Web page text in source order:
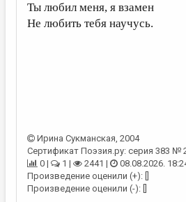
Ты любил меня, я взамен
Не любить тебя научусь.
Ирина Сукманская, 2004
Сертификат Поэзия.ру: серия 383 №
0 |
1 | 2441 |
08.08.2026.
Произведение оценили (+): []
Произведение оценили (-): []